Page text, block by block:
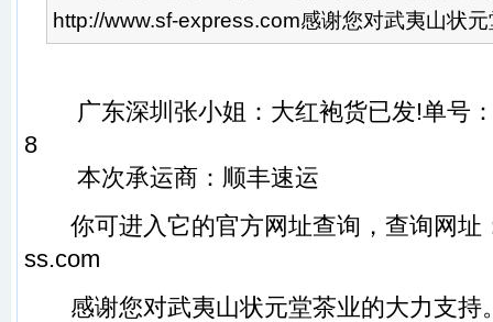
http://www.sf-express.com感谢您对武夷山状
广东深圳张小姐： 大红袍货已发!单
8
本次承运商：顺丰速运
你可进入它的官方网址查询，查询网址
ss.com
感谢您对武夷山状元堂茶业的大力支持